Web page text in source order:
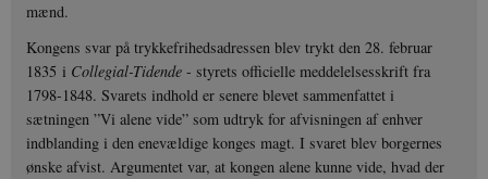
mænd.
Kongens svar på trykkefrihedsadressen blev trykt den 28. februar
1835 i Collegial-Tidende - styrets officielle meddelelsesskrift fra
1798-1848. Svarets indhold er senere blevet sammenfattet i
sætningen ”Vi alene vide” som udtryk for afvisningen af enhver
indblanding i den enevældige konges magt. I svaret blev borgernes
ønske afvist. Argumentet var, at kongen alene kunne vide, hvad der